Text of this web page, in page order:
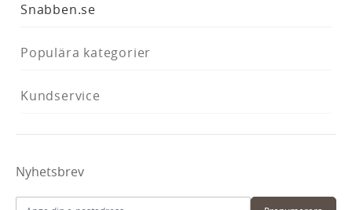
Snabben.se
Populära kategorier
Kundservice
Nyhetsbrev